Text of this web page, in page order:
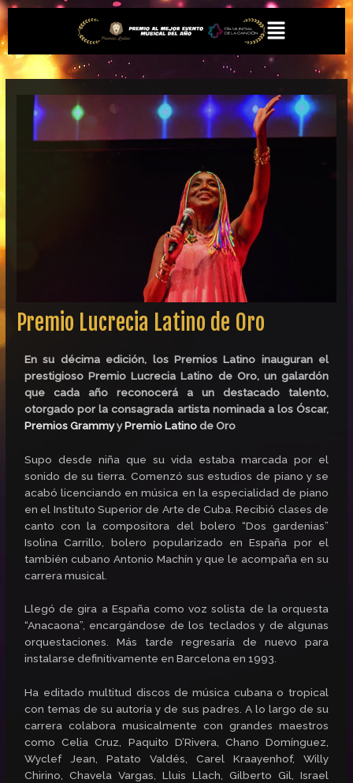
Ir
contenido
Menú
Premio Lucrecia Latino de Oro
En su décima edición, los Premios Latino inauguran el
prestigioso Premio Lucrecia Latino de Oro, un galardón
que cada año reconocerá a un destacado talento,
otorgado por la consagrada artista nominada a los Óscar,
Premios GrammyyPremio Latinode Oro
Supo desde niña que su vida estaba marcada por el
sonido de su tierra. Comenzó sus estudios de piano y se
acabó licenciando en música en la especialidad de piano
en el Instituto Superior de Arte de Cuba. Recibió clases de
canto con la compositora del bolero “Dos gardenias”
Isolina Carrillo, bolero popularizado en España por el
también cubano Antonio Machín y que le acompaña en su
carrera musical.
Llegó de gira a España como voz solista de la orquesta
“Anacaona”, encargándose de los teclados y de algunas
orquestaciones. Más tarde regresaría de nuevo para
instalarse definitivamente en Barcelona en 1993.
Ha editado multitud discos de música cubana o tropical
con temas de su autoría y de sus padres. A lo largo de su
carrera colabora musicalmente con grandes maestros
como Celia Cruz, Paquito D’Rivera, Chano Domínguez,
Wyclef Jean, Patato Valdés, Carel Kraayenhof, Willy
Chirino, Chavela Vargas, Lluis Llach, Gilberto Gil, Israel
Navegación
entradas